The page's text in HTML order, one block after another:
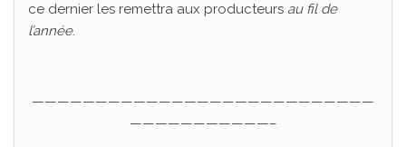
ce dernier les remettra aux producteurs au fil de
l’année.
———————————————————————————
———————————–